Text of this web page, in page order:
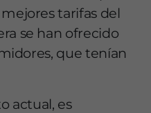
tarifas del
se han ofrecido
que tenían
actual, es